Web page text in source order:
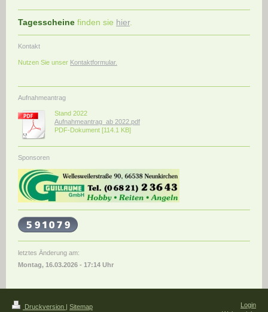
Tagesscheine finden sie hier.
Kontakt
Nutzen Sie unser Kontaktformular.
Aufnahmeantrag
Stand 2022
Aufnahmeantrag_ab 2022.pdf
PDF-Dokument [114.1 KB]
Sponsoren
letztes Änderung am:
Montag, 16.03.2026 - 17:14 Uhr
Druckversion | Sitemap
Login